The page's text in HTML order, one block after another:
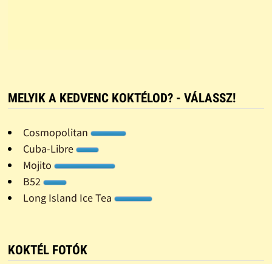
MELYIK A KEDVENC KOKTÉLOD? - VÁLASSZ!
Cosmopolitan
Cuba-Libre
Mojito
B52
Long Island Ice Tea
KOKTÉL FOTÓK